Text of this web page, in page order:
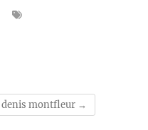
denis montfleur →